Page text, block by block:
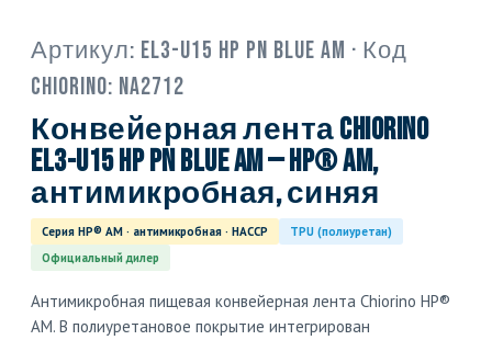
Артикул: EL3-U15 HP PN blue AM · Код
Chiorino: NA2712
Конвейерная лента Chiorino
EL3-U15 HP PN blue AM — HP® AM,
антимикробная, синяя
Серия HP® AM · антимикробная · HACCP
TPU (полиуретан)
Официальный дилер
Антимикробная пищевая конвейерная лента Chiorino HP®
AM. В полиуретановое покрытие интегрирован